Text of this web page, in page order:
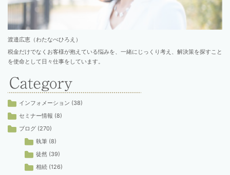
渡邉広恵（わたなべひろえ）
税金だけでなくお客様が抱えている悩みを、一緒にじっくり考え、解決策を探すこと
を使命として日々仕事をしています。
インフォメーション (38)
セミナー情報 (8)
ブログ (270)
執筆 (8)
徒然 (39)
相続 (126)